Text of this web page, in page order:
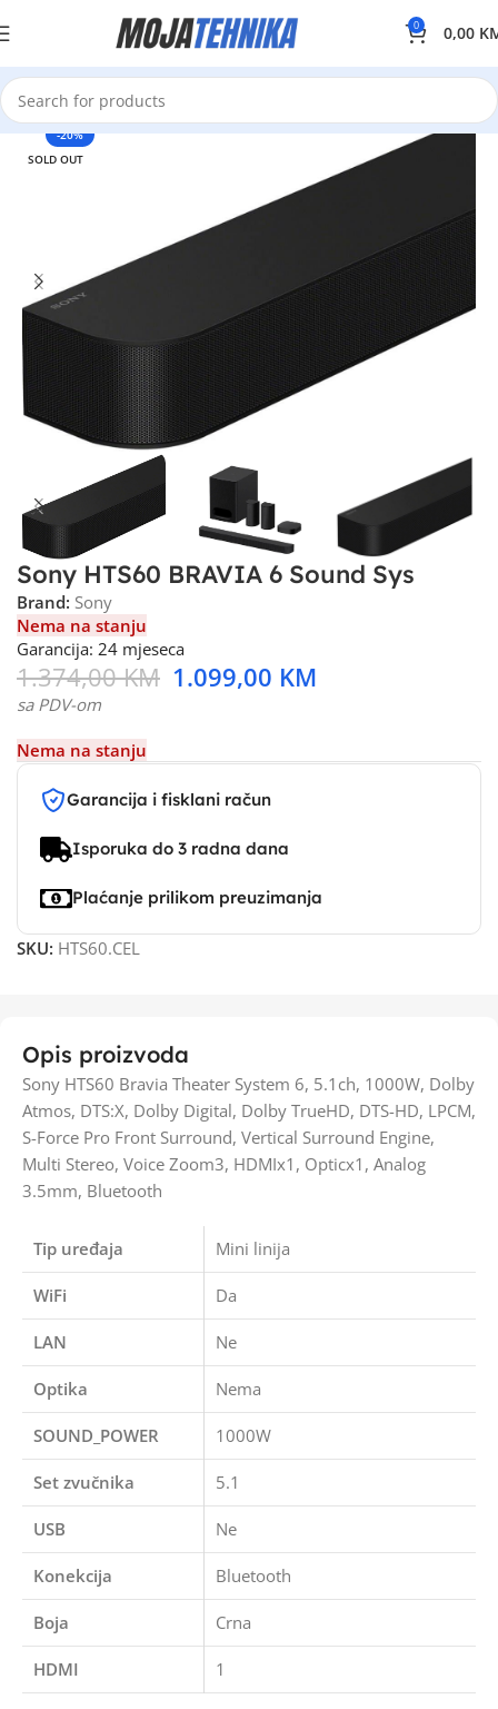
0 0,00
-20%
SOLD OUT
Sony HTS60 BRAVIA 6 Sound Sys
Brand: Sony
Nema na stanju
Garancija: 24 mjeseca
1.374,00KM 1.099,00 KM
sa PDV-om
Nema na stanju
Garancija i fisklani račun
Isporuka do 3 radna dana
Plaćanje prilikom preuzimanja
SKU: HTS60.CEL
Opis proizvoda
Sony HTS60 Bravia Theater System 6, 5.1ch, 1000W, Dolby
Atmos, DTS:X, Dolby Digital, Dolby TrueHD, DTS-HD, LPCM,
S-Force Pro Front Surround, Vertical Surround Engine,
Multi Stereo, Voice Zoom3, HDMIx1, Opticx1, Analog
3.5mm, Bluetooth
Tip uređaja Mini linija
WiFi Da
LAN Ne
Optika Nema
SOUND_POWER 1000W
Set zvučnika 5.1
USB Ne
Konekcija Bluetooth
Boja Crna
HDMI 1